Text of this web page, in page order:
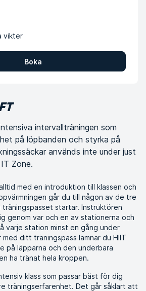
vikter
Boka
intervallträningen som
på löpbanden och styrka på
används inte under just
Zone.
med en introduktion till klassen och
går du till någon av de tre
startar. Instruktören
genom var och en av stationerna och
varje station minst en gång under
med ditt träningspass lämnar du HIIT
på läpparna och den underbara
ha tränat hela kroppen.
klass som passar bäst för dig
träningserfarenhet. Det går såklart att